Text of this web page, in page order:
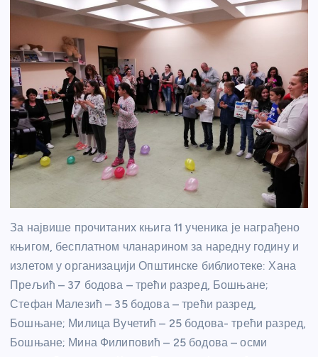
За највише прочитаних књига 11 ученика је награђено
књигом, бесплатном чланарином за наредну годину и
излетом у организацији Општинске библиотеке: Хана
Прељић – 37 бодова – трећи разред, Бошњане;
Стефан Малезић – 35 бодова – трећи разред,
Бошњане; Милица Вучетић – 25 бодова- трећи разред,
Бошњане; Мина Филиповић – 25 бодова – осми